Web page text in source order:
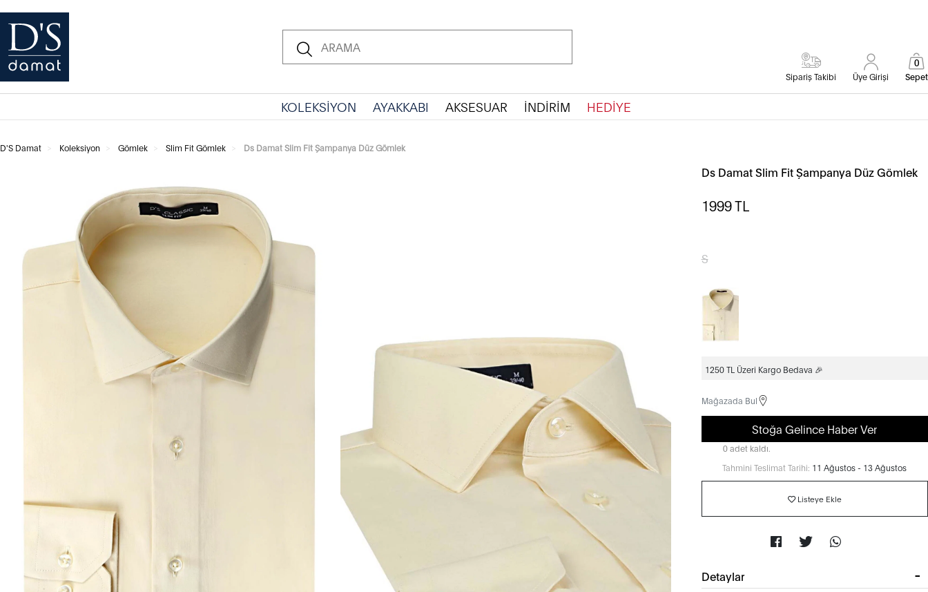
Sipariş Takibi Üye Girişi Sepet
0
KOLEKSİYON AYAKKABI AKSESUAR İNDİRİM HEDİYE
D'S Damat Koleksiyon Gömlek Slim Fit Gömlek Ds Damat Slim Fit Şampanya Düz Gömlek
Ds Damat Slim Fit Şampanya Düz Gömlek
1999TL
S
1250 TL Üzeri Kargo Bedava 🎉
Mağazada Bul
Stoğa Gelince Haber Ver
0 adet kaldı.
Tahmini Teslimat Tarihi: 11 Ağustos - 13 Ağustos
Listeye Ekle
Detaylar